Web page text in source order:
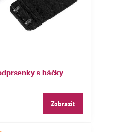
s háčky
Zobrazit